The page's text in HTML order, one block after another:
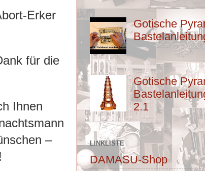
Erker
für die
Ihnen
–
Gotische
Gotische
2.1
LINKLISTE
DAMASU-Shop